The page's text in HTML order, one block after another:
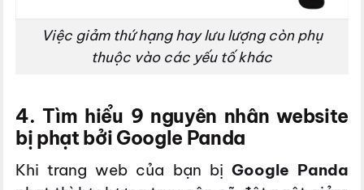
Việc giảm thứ hạng hay lưu lượng còn phụ
thuộc vào các yếu tố khác
4. Tìm hiểu 9 nguyên nhân website
bị phạt bởi Google Panda
Khi trang web của bạn bị Google Panda